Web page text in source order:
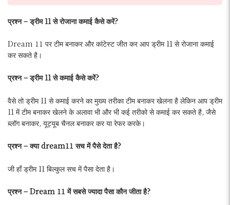
प्रश्न – ड्रीम 11 से रोजाना कमाई कैसे करें?
Dream 11 पर टीम बनाकर और कांटेस्ट जीत कर आप ड्रीम 11 से रोजाना कमाई
कर सकते है।
प्रश्न – ड्रीम 11 से कमाई कैसे करें?
वैसे तो ड्रीम 11 से कमाई करने का मुख्य तरीका टीम बनाकर खेलना है लेकिन आप ड्रीम
11 में टीम बनाकर खेलने के अलावा भी और भी कई तरीको से कमाई कर सकते है, जैसे
ब्लॉग बनाकर, यूट्यूब चैनल बनाकर कर या रेफर करके।
प्रश्न – क्या dream11 सच में पैसे देता है?
जी हाँ ड्रीम 11 बिल्कुल सच में पैसा देता है।
प्रश्न – Dream 11 में सबसे ज्यादा पैसा कौन जीता है?